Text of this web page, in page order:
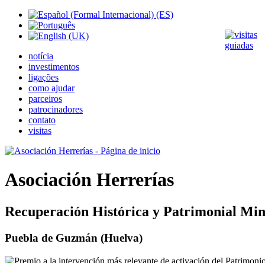
notícia
investimentos
ligações
como ajudar
parceiros
patrocinadores
contato
visitas
Asociación Herrerías
Recuperación Histórica y Patrimonial
Puebla de Guzmán (Huelva)